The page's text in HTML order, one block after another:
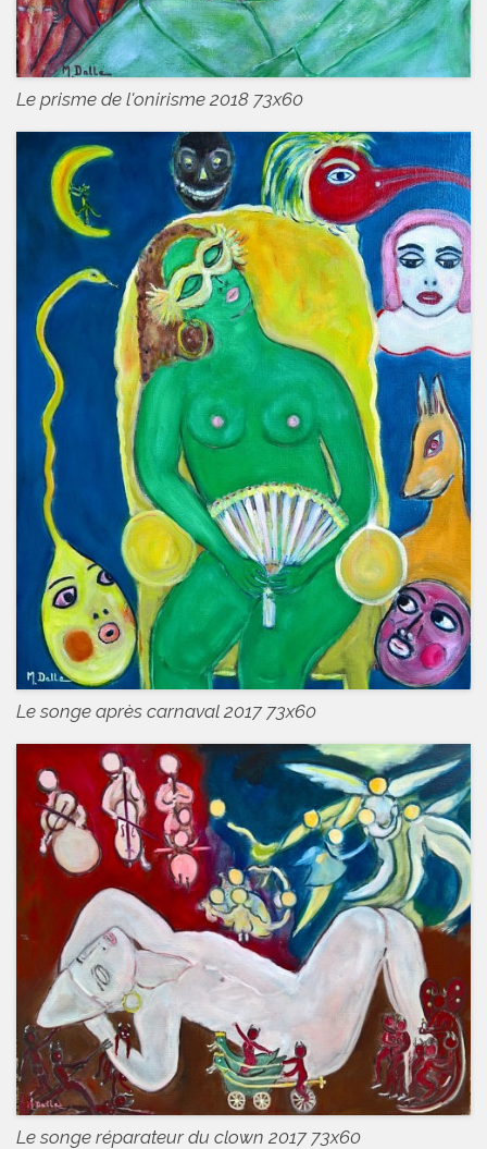
Le prisme de l'onirisme 2018 73x60
Le songe après carnaval 2017 73x60
Le songe réparateur du clown 2017 73x60